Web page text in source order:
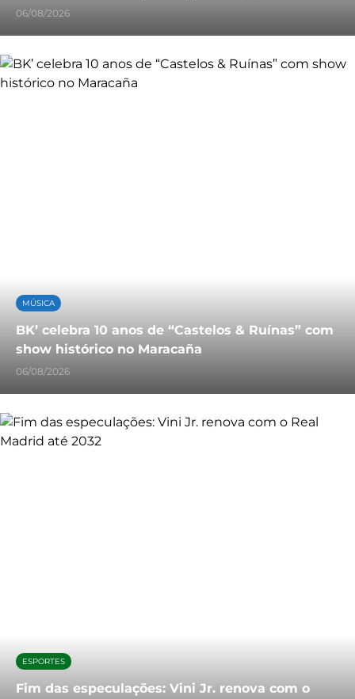
06/08/2026
MÚSICA
BK’ celebra 10 anos de “Castelos & Ruínas” com
show histórico no Maracaña
06/08/2026
ESPORTES
Fim das especulações: Vini Jr. renova com o